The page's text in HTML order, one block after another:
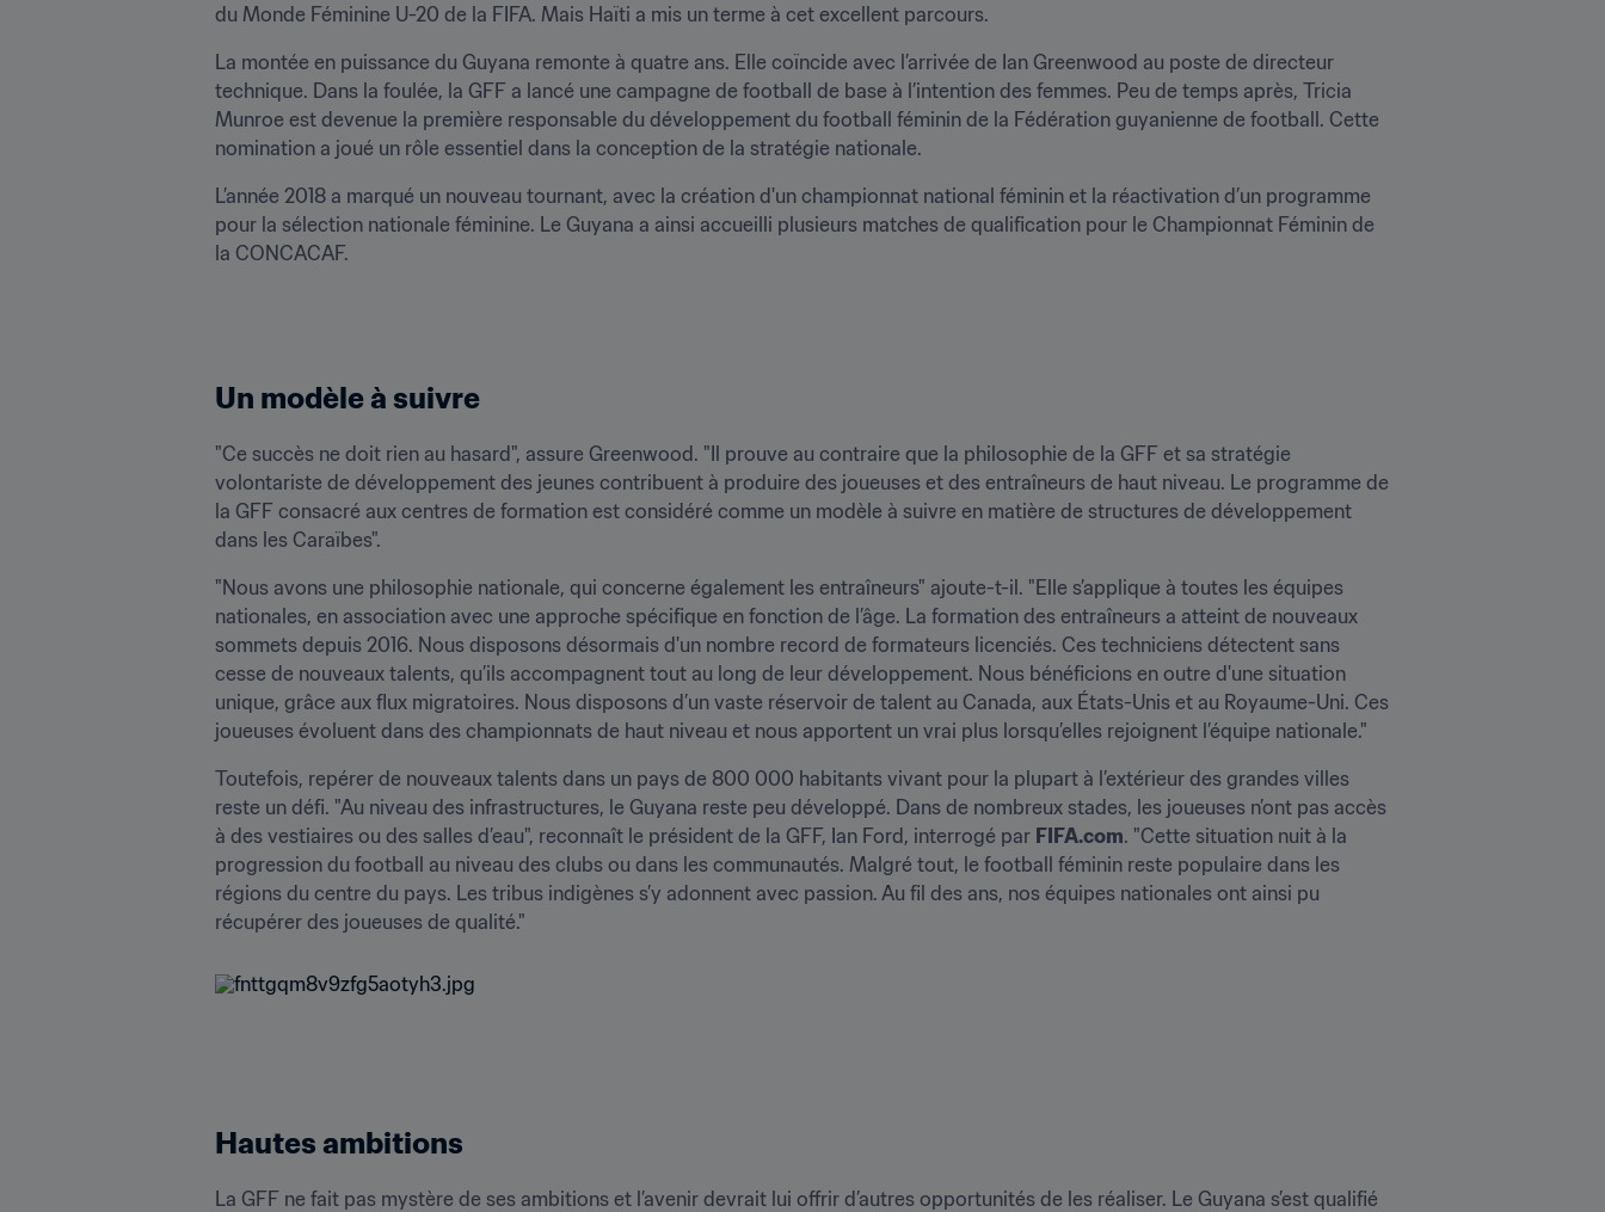
du Monde Féminine U-20 de la FIFA. Mais Haïti a mis un terme à cet excellent parcours.
La montée en puissance du Guyana remonte à quatre ans. Elle coïncide avec l’arrivée de Ian Greenwood au poste de directeur
technique. Dans la foulée, la GFF a lancé une campagne de football de base à l’intention des femmes. Peu de temps après, Tricia
Munroe est devenue la première responsable du développement du football féminin de la Fédération guyanienne de football. Cette
nomination a joué un rôle essentiel dans la conception de la stratégie nationale.
L’année 2018 a marqué un nouveau tournant, avec la création d'un championnat national féminin et la réactivation d’un programme
pour la sélection nationale féminine. Le Guyana a ainsi accueilli plusieurs matches de qualification pour le Championnat Féminin de
la CONCACAF.
Un modèle à suivre
"Ce succès ne doit rien au hasard", assure Greenwood. "Il prouve au contraire que la philosophie de la GFF et sa stratégie
volontariste de développement des jeunes contribuent à produire des joueuses et des entraîneurs de haut niveau. Le programme de
la GFF consacré aux centres de formation est considéré comme un modèle à suivre en matière de structures de développement
dans les Caraïbes".
"Nous avons une philosophie nationale, qui concerne également les entraîneurs" ajoute-t-il. "Elle s’applique à toutes les équipes
nationales, en association avec une approche spécifique en fonction de l’âge. La formation des entraîneurs a atteint de nouveaux
sommets depuis 2016. Nous disposons désormais d'un nombre record de formateurs licenciés. Ces techniciens détectent sans
cesse de nouveaux talents, qu’ils accompagnent tout au long de leur développement. Nous bénéficions en outre d'une situation
unique, grâce aux flux migratoires. Nous disposons d’un vaste réservoir de talent au Canada, aux États-Unis et au Royaume-Uni. Ces
joueuses évoluent dans des championnats de haut niveau et nous apportent un vrai plus lorsqu’elles rejoignent l’équipe nationale."
Toutefois, repérer de nouveaux talents dans un pays de 800 000 habitants vivant pour la plupart à l’extérieur des grandes villes
reste un défi. "Au niveau des infrastructures, le Guyana reste peu développé. Dans de nombreux stades, les joueuses n’ont pas accès
à des vestiaires ou des salles d’eau", reconnaît le président de la GFF, Ian Ford, interrogé par FIFA.com. "Cette situation nuit à la
progression du football au niveau des clubs ou dans les communautés. Malgré tout, le football féminin reste populaire dans les
régions du centre du pays. Les tribus indigènes s’y adonnent avec passion. Au fil des ans, nos équipes nationales ont ainsi pu
récupérer des joueuses de qualité."
Hautes ambitions
La GFF ne fait pas mystère de ses ambitions et l’avenir devrait lui offrir d’autres opportunités de les réaliser. Le Guyana s’est qualifié